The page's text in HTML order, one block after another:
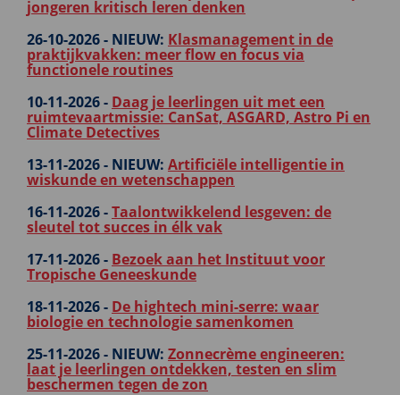
jongeren kritisch leren denken
26-10-2026 - NIEUW: Klasmanagement in de
praktijkvakken: meer flow en focus via
functionele routines
10-11-2026 - Daag je leerlingen uit met een
ruimtevaartmissie: CanSat, ASGARD, Astro Pi en
Climate Detectives
13-11-2026 - NIEUW: Artificiële intelligentie in
wiskunde en wetenschappen
16-11-2026 -Taalontwikkelend lesgeven: de
sleutel tot succes in élk vak
17-11-2026 - Bezoek aan het Instituut voor
Tropische Geneeskunde
18-11-2026 - De hightech mini-serre: waar
biologie en technologie samenkomen
25-11-2026 - NIEUW: Zonnecrème engineeren:
laat je leerlingen ontdekken, testen en slim
beschermen tegen de zon